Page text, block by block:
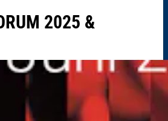
2025 &